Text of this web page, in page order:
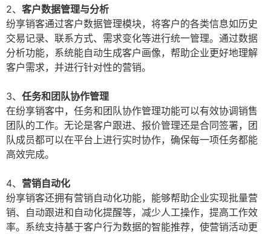
2、 客户数据管理与分析
纷享销客通过客户数据管理模块，将客户的各类信息如历史
交易记录、联系方式、需求变化等进行统一管理。通过数据
分析功能，系统能自动生成客户画像，帮助企业更好地理解
客户需求，并进行针对性的营销。
3、 任务和团队协作管理
在纷享销客中，任务和团队协作管理功能可以有效协调销售
团队的工作。无论是客户跟进、报价管理还是合同签署，团
队成员都可以在平台上进行实时协作，确保每一项任务都能
高效完成。
4、 营销自动化
纷享销客还拥有营销自动化功能，能够帮助企业实现批量营
销、自动跟进和自动化提醒等，减少人工操作，提高工作效
率。系统支持基于客户行为数据的智能推荐，使营销活动更